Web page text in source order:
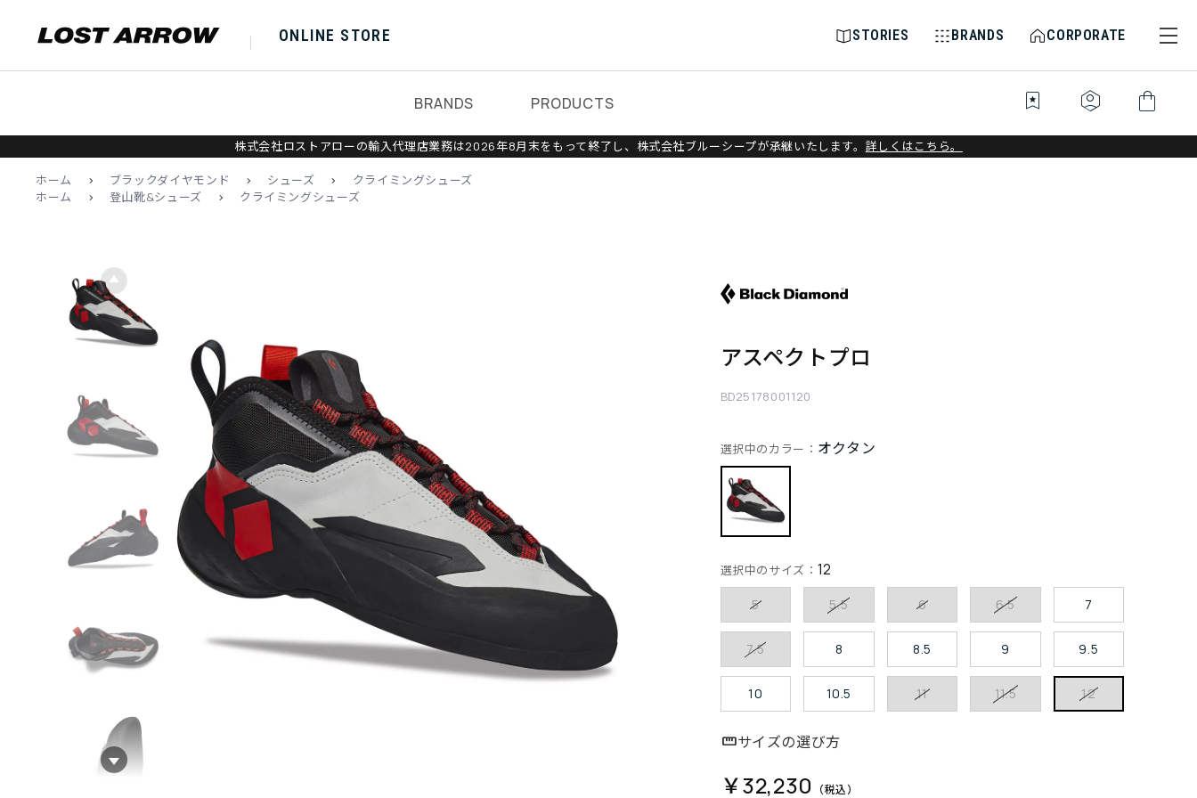
ONLINE STORE STORIES BRANDS CORPORATE
BRANDS PRODUCTS bookmark_star identity_platform shopping_bag
株式会社ロストアローの輸入代理店業務は2026年8月末をもって終了し、株式会社ブルーシープが承継いたします。 詳しくはこちら。
ホーム > ブラックダイヤモンド > シューズ >
クライミングシューズ
ホーム
> 登山靴&シューズ > クライミングシューズ
アスペクトプロ
BD25178001120
選択中のカラー： オクタン
選択中のサイズ： 12
5 5.5 6 6.5 7
7.5 8 8.5 9 9.5
10 10.5 11 11.5 12
サイズの選び方
￥32,230